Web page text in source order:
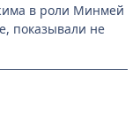
в роли Минмей
показывали не